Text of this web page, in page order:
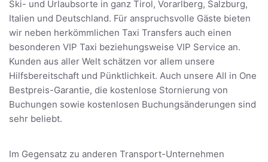
Ski- und Urlaubsorte in ganz Tirol, Vorarlberg, Salzburg,
Italien und Deutschland. Für anspruchsvolle Gäste bieten
wir neben herkömmlichen Taxi Transfers auch einen
besonderen VIP Taxi beziehungsweise VIP Service an.
Kunden aus aller Welt schätzen vor allem unsere
Hilfsbereitschaft und Pünktlichkeit. Auch unsere All in One
Bestpreis-Garantie, die kostenlose Stornierung von
Buchungen sowie kostenlosen Buchungsänderungen sind
sehr beliebt.
Im Gegensatz zu anderen Transport-Unternehmen